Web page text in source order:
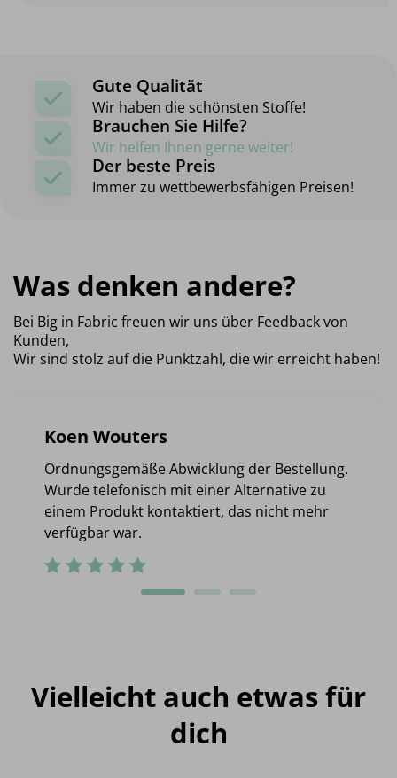
Gute Qualität
Wir haben die schönsten Stoffe!
Brauchen Sie Hilfe?
Wir helfen Ihnen gerne weiter!
Der beste Preis
Immer zu wettbewerbsfähigen Preisen!
Was denken andere?
Bei Big in Fabric freuen wir uns über Feedback von
Kunden,
Wir sind stolz auf die Punktzahl, die wir erreicht haben!
Koen Wouters
Ordnungsgemäße Abwicklung der Bestellung.
Wurde telefonisch mit einer Alternative zu
einem Produkt kontaktiert, das nicht mehr
verfügbar war.
Vielleicht auch etwas für
dich